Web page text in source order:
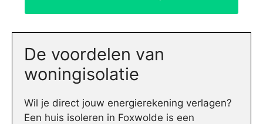
De voordelen van
woningisolatie
Wil je direct jouw energierekening verlagen?
Een huis isoleren in Foxwolde is een